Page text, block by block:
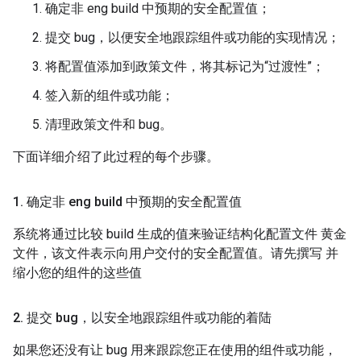
确定非 eng build 中预期的安全配置值；
提交 bug，以便安全地跟踪组件或功能的实现情况；
将配置值添加到政策文件，将其标记为“过渡性”；
签入新的组件或功能；
清理政策文件和 bug。
下面详细介绍了此过程的每个步骤。
1 . 确定非 eng build 中预期的安全配置值
系统将通过比较 build 生成的值来验证结构化配置文件 黄金
文件，该文件表示向用户交付的安全配置值。请先撰写 并
缩小您的组件的这些值
2. 提交 bug，以安全地跟踪组件或功能的着陆
如果您还没有让 bug 用来跟踪您正在使用的组件或功能，